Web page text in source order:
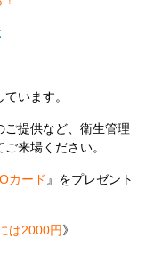
います。
提供など、衛生管理
来場ください。
カード 』をプレゼント
は2000円》